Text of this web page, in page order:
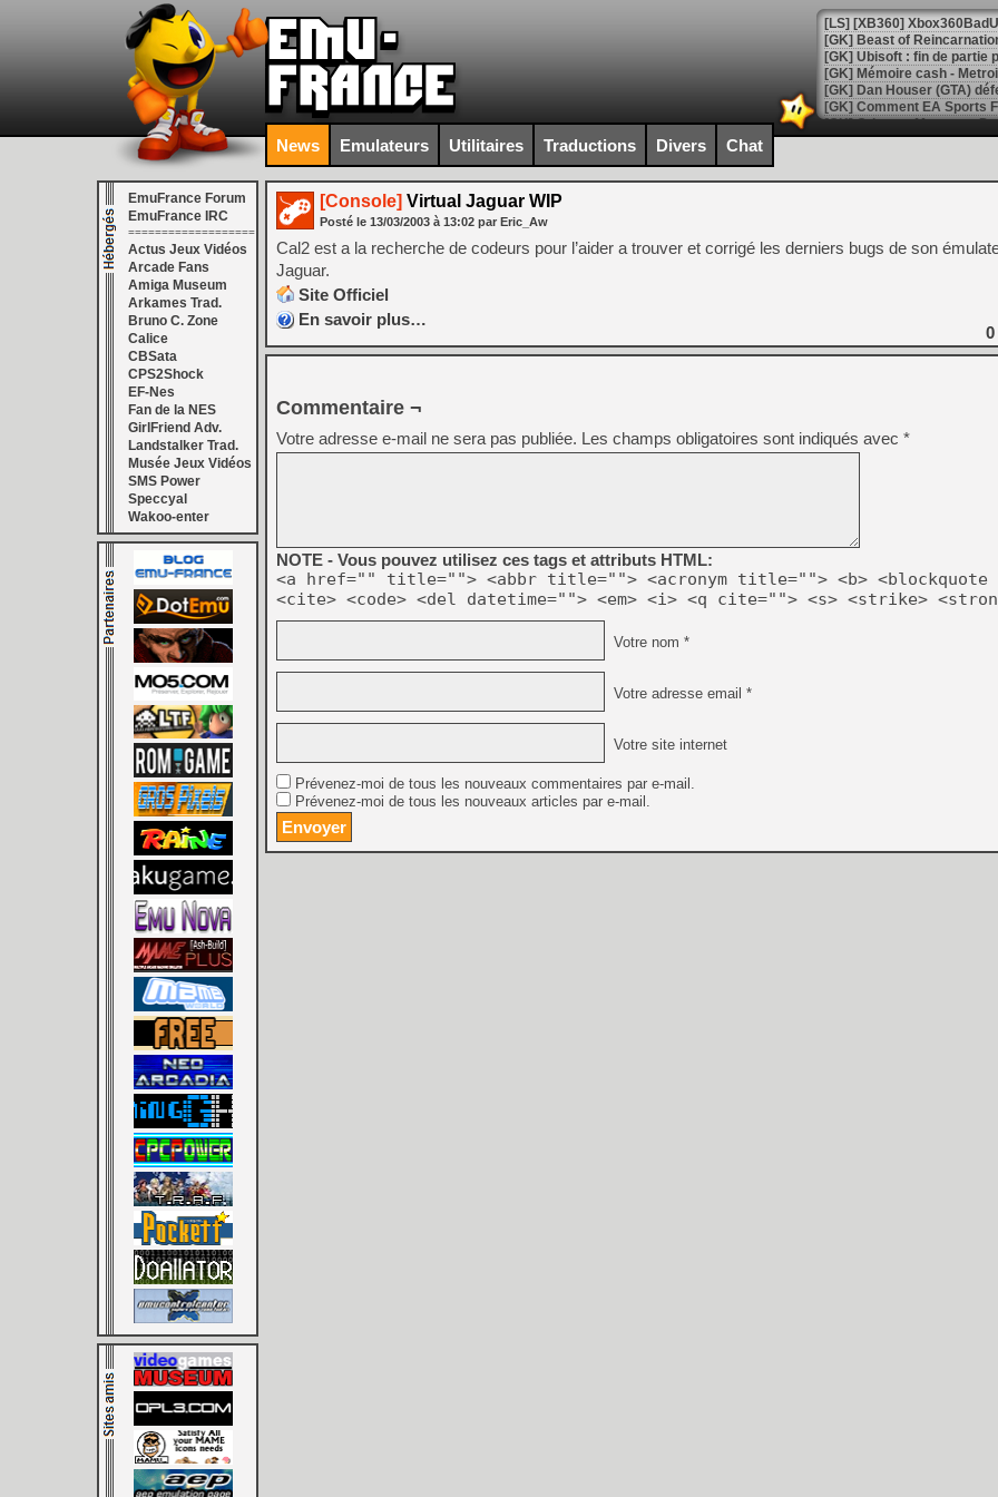
[GK] Beast of
[GK] Ubisoft : fin de partie
[GK] Mémoire cash -
[GK] Dan Houser (GTA)
[GK] Comment EA Sports
[GK] Crimson Moon : un
[GK] Isle of Reveries : le
[GK] Moonlighter 2 : The
[GK] Capcom relance
[Mo5] Deux inédits du
[GK] Le beat'em up The
[GK] Endless Legend 2 :
[LS] [PS5] Le WebKit
[GK] Oubliez Crazy Taxi,
[LS] [Switch] NSZ 5.0.0
[GK] No More Room in
[GK] Un chatbot Atelier
[GK] Mémoire cash -
[GK] Nvidia : le prix des
[GK] Suikoden Star Leap :
[Mo5] La mini borne
[GK] Atari renoue avec les
[GK] Le studio de FIFA
[GK] La PlayStation 1 en
[GK] Dawn of War 4 : les
[GK] CloverPit : l'héritier
[GK] Stellar Blade : Blood
[GK] Palworld Online est
[GK] Wuchang 2 : le
[GK] Minecraft et ses «
News Emulateurs Utilitaires Traductions Divers Chat
EmuFrance Forum
EmuFrance IRC
===================
Actus Jeux Vidéos
Arcade Fans
Amiga Museum
Arkames Trad.
Bruno C. Zone
Calice
CBSata
CPS2Shock
EF-Nes
Fan de la NES
GirlFriend Adv.
Landstalker Trad.
Musée Jeux Vidéos
SMS Power
Speccyal
Wakoo-enter
[Console] Virtual Jaguar WIP
Posté le 13/03/2003 à 13:02 par Eric_Aw
Cal2 est a la recherche de codeurs pour l’aider a trouver et corrigé les derniers bugs de son
Jaguar.
Site Officiel
En savoir plus…
0
Commentaire ¬
Votre adresse e-mail ne sera pas publiée. Les champs obligatoires sont indiqués avec *
NOTE - Vous pouvez utilisez ces tags et attributs HTML:
<a href="" title=""> <abbr title=""> <acronym title=""> <b> <blockquote
<cite> <code> <del datetime=""> <em> <i> <q cite=""> <s> <strike>
Votre nom *
Votre adresse email *
Votre site internet
Prévenez-moi de tous les nouveaux commentaires par e-mail.
Prévenez-moi de tous les nouveaux articles par e-mail.